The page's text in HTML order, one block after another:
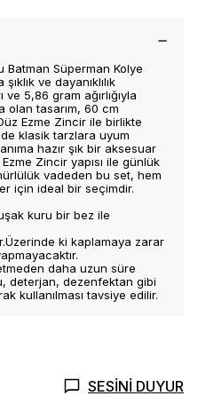
Süperman Kolye
ve dayanıklılık
5,86 gram ağırlığıyla
olan tasarım, 60 cm
Ezme Zincir ile birlikte
klasik tarzlara uyum
hazır şık bir aksesuar
Zincir yapısı ile günlük
vadeden bu set, hem
için ideal bir seçimdir.
kuru bir bez ile
ki kaplamaya zarar
daha uzun süre
deterjan, dezenfektan gibi
kullanılması tavsiye edilir.
SESİNİ DUYUR